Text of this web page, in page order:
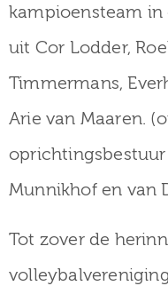
kampioensteam in
uit Cor Lodder,
Timmermans,
Arie van Maaren.
oprichtingsbestuur
Munnikhof en van
Tot zover de